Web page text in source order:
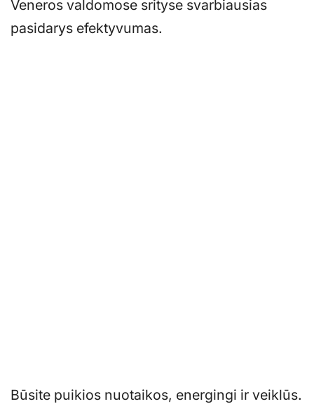
Veneros valdomose srityse svarbiausias
pasidarys efektyvumas.
Būsite puikios nuotaikos, energingi ir veiklūs.